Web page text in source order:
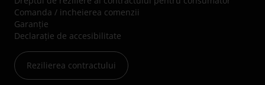
Comanda / incheierea comenzii
Garanție
Declarație de accesibilitate
Rezilierea contractului